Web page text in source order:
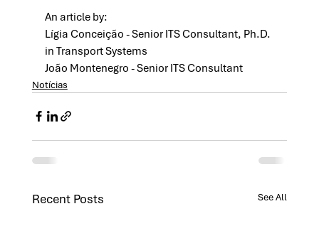
An article by:
Lígia Conceição - Senior ITS Consultant, Ph.D.
in Transport Systems
João Montenegro - Senior ITS Consultant
Notícias
Recent Posts See All